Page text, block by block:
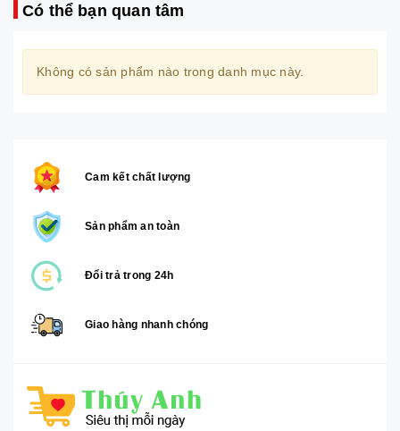
Có thể bạn quan tâm
Không có sản phẩm nào trong danh mục này.
Cam kết chất lượng
Sản phẩm an toàn
Đổi trả trong 24h
Giao hàng nhanh chóng